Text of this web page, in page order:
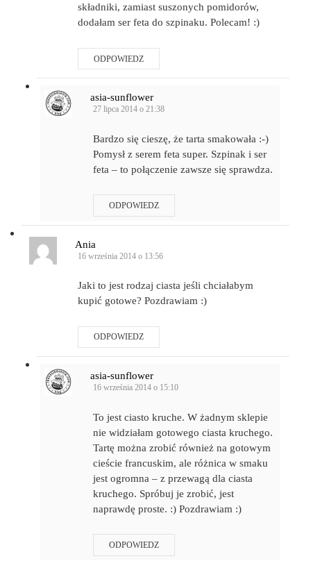
składniki, zamiast suszonych pomidorów,
dodałam ser feta do szpinaku. Polecam! :)
ODPOWIEDZ
asia-sunflower
27 lipca 2014 o 21:38
Bardzo się cieszę, że tarta smakowała :-)
Pomysł z serem feta super. Szpinak i ser
feta – to połączenie zawsze się sprawdza.
ODPOWIEDZ
Ania
16 września 2014 o 13:56
Jaki to jest rodzaj ciasta jeśli chciałabym
kupić gotowe? Pozdrawiam :)
ODPOWIEDZ
asia-sunflower
16 września 2014 o 15:10
To jest ciasto kruche. W żadnym sklepie
nie widziałam gotowego ciasta kruchego.
Tartę można zrobić również na gotowym
cieście francuskim, ale różnica w smaku
jest ogromna – z przewagą dla ciasta
kruchego. Spróbuj je zrobić, jest
naprawdę proste. :) Pozdrawiam :)
ODPOWIEDZ